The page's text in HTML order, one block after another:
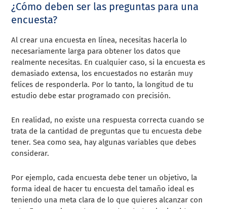
¿Cómo deben ser las preguntas para una
encuesta?
Al crear una encuesta en línea, necesitas hacerla lo
necesariamente larga para obtener los datos que
realmente necesitas. En cualquier caso, si la encuesta es
demasiado extensa, los encuestados no estarán muy
felices de responderla. Por lo tanto, la longitud de tu
estudio debe estar programado con precisión.
En realidad, no existe una respuesta correcta cuando se
trata de la cantidad de preguntas que tu encuesta debe
tener. Sea como sea, hay algunas variables que debes
considerar.
Por ejemplo, cada encuesta debe tener un objetivo, la
forma ideal de hacer tu encuesta del tamaño ideal es
teniendo una meta clara de lo que quieres alcanzar con